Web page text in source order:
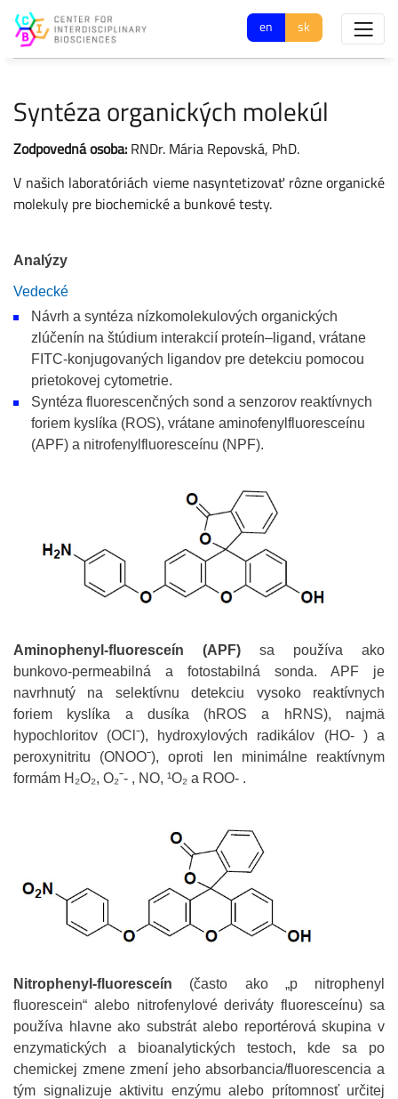
en sk
Syntéza organických molekúl
Zodpovedná osoba: RNDr. Mária Repovská, PhD.
V našich laboratóriách vieme nasyntetizovať rôzne organické
molekuly pre biochemické a bunkové testy.
Analýzy
Vedecké
Návrh a syntéza nízkomolekulových organických
zlúčenín na štúdium interakcií proteín–ligand, vrátane
FITC-konjugovaných ligandov pre detekciu pomocou
prietokovej cytometrie.
Syntéza fluorescenčných sond a senzorov reaktívnych
foriem kyslíka (ROS), vrátane aminofenylfluoresceínu
(APF) a nitrofenylfluoresceínu (NPF).
Aminophenyl-fluoresceín (APF) sa používa ako
bunkovo-permeabilná a fotostabilná sonda. APF je
navrhnutý na selektívnu detekciu vysoko reaktívnych
foriem kyslíka a dusíka (hROS a hRNS), najmä
hypochloritov (OClˉ), hydroxylových radikálov (HO- ) a
peroxynitritu (ONOOˉ), oproti len minimálne reaktívnym
formám H₂O₂, O₂ˉ- , NO, ¹O₂ a ROO- .
Nitrophenyl-fluoresceín (často ako „p nitrophenyl
fluorescein“ alebo nitrofenylové deriváty fluoresceínu) sa
používa hlavne ako substrát alebo reportérová skupina v
enzymatických a bioanalytických testoch, kde sa po
chemickej zmene zmení jeho absorbancia/fluorescencia a
tým signalizuje aktivitu enzýmu alebo prítomnosť určitej